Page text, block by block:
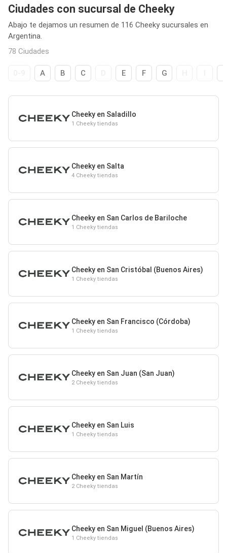
Ciudades con sucursal de Cheeky
Abajo te dejamos un resumen de 116 Cheeky sucursales en
Argentina.
78 Ciudades
A B C E F G
Cheeky en Saladillo
1 Cheeky tiendas
Cheeky en Salta
4 Cheeky tiendas
Cheeky en San Carlos de Bariloche
1 Cheeky tiendas
Cheeky en San Cristóbal (Buenos Aires)
1 Cheeky tiendas
Cheeky en San Francisco (Córdoba)
1 Cheeky tiendas
Cheeky en San Juan (San Juan)
2 Cheeky tiendas
Cheeky en San Luis
1 Cheeky tiendas
Cheeky en San Martín
2 Cheeky tiendas
Cheeky en San Miguel (Buenos Aires)
1 Cheeky tiendas